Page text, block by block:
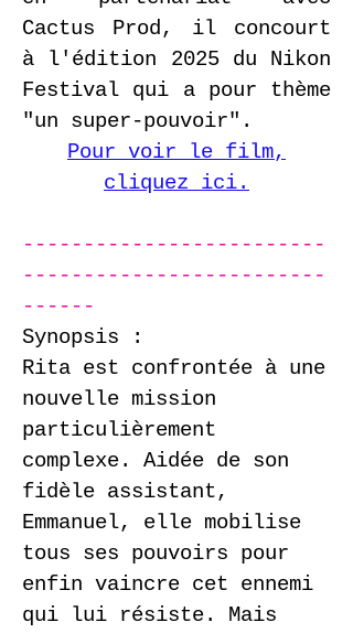
Cactus Prod, il concourt
à l'édition 2025 du Nikon
Festival qui a pour thème
"un super-pouvoir". ​​
Pour voir le film,
cliquez ici.
​-------------------------
-------------------------
------
Synopsis :
Rita est confrontée à une
nouvelle mission
particulièrement
complexe. Aidée de son
fidèle assistant,
Emmanuel, elle mobilise
tous ses pouvoirs pour
enfin vaincre cet ennemi
qui lui résiste. Mais